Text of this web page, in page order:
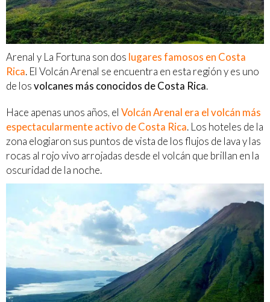
Arenal y La Fortuna son dos lugares famosos en Costa
Rica. El Volcán Arenal se encuentra en esta región y es uno
de losvolcanes más conocidos de Costa Rica.
Hace apenas unos años, el Volcán Arenal era el volcán más
espectacularmente activo de Costa Rica. Los hoteles de la
zona elogiaron sus puntos de vista de los flujos de lava y las
rocas al rojo vivo arrojadas desde el volcán que brillan en la
oscuridad de la noche.